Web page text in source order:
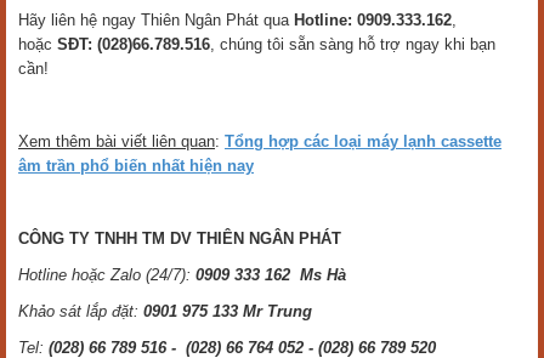
Hãy liên hệ ngay Thiên Ngân Phát qua Hotline: 0909.333.162
hoặc SĐT: (028)66.789.516 , chúng tôi sẵn sàng hỗ trợ ngay khi bạn
cần!
Xem thêm bài viết liên quan: Tổng hợp các loại máy lạnh cassette
âm trần phổ biến nhất hiện nay
CÔNG TY TNHH TM DV THIÊN NGÂN PHÁT
Hotline hoặc Zalo (24/7): 0909 333 162 Ms Hà
Khảo sát lắp đặt: 0901 975 133 Mr Trung
Tel: (028) 66 789 516 - (028) 66 764 052 - (028) 66 789 520